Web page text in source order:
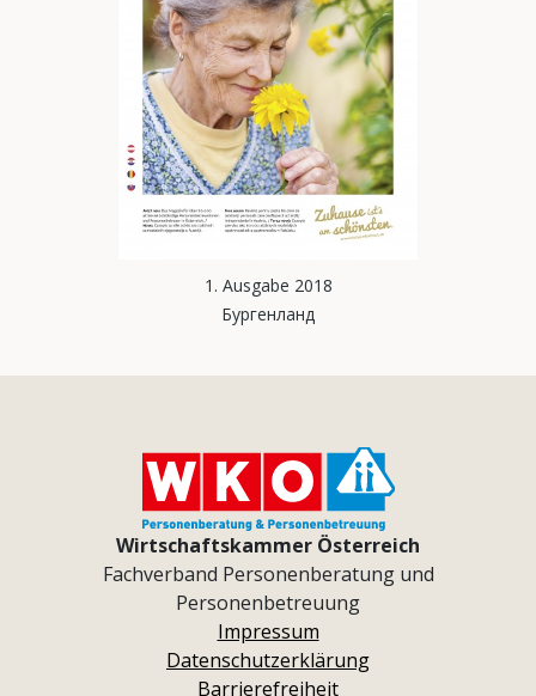
1. Ausgabe 2018
Бургенланд
Wirtschaftskammer Österreich
Fachverband Personenberatung und
Personenbetreuung
Impressum
Datenschutzerklärung
Barrierefreiheit